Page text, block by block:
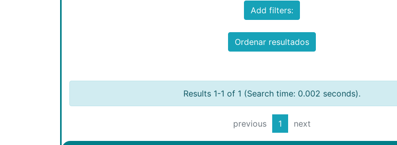
Add filters:
Ordenar resultados
Results 1-1 of 1 (Search time: 0.002 seconds).
previous 1 next